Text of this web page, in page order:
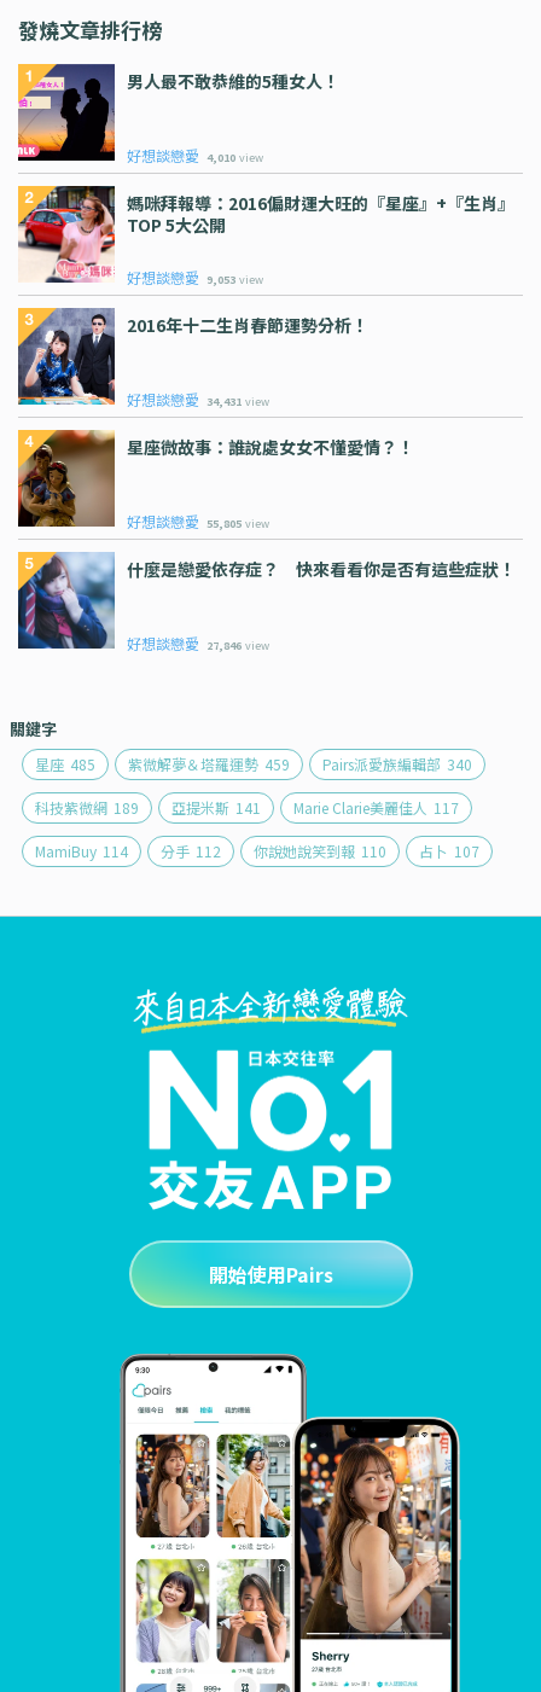
發燒文章排行榜
男人最不敢恭維的5種女人！
好想談戀愛 4,010 view
媽咪拜報導：2016偏財運大旺的『星座』+『生肖』
TOP 5大公開
好想談戀愛 9,053 view
2016年十二生肖春節運勢分析！
好想談戀愛 34,431 view
星座微故事：誰說處女女不懂愛情？！
好想談戀愛 55,805 view
什麼是戀愛依存症？ 快來看看你是否有這些症狀！
好想談戀愛 27,846 view
關鍵字
星座 485 紫微解夢＆塔羅運勢 459 Pairs派愛族編輯部 340
科技紫微網 189 亞提米斯 141 Marie Clarie美麗佳人 117
MamiBuy 114 分手 112 你說她說笑到報 110 占卜 107
開始使用Pairs